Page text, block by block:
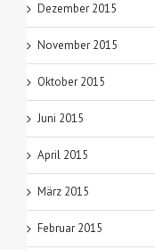
Dezember 2015
November 2015
Oktober 2015
Juni 2015
April 2015
März 2015
Februar 2015